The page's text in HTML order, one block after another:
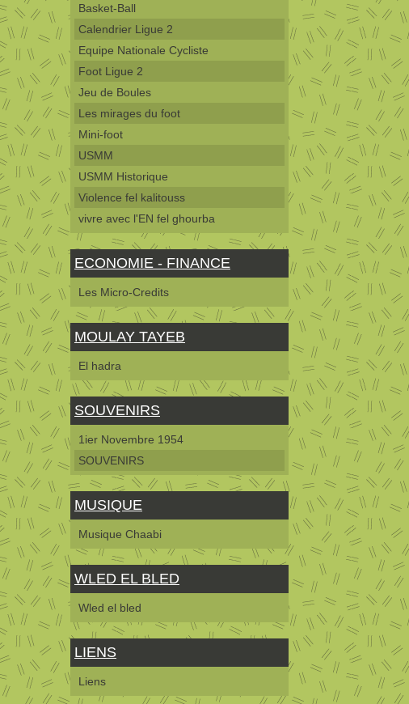
Basket-Ball
Calendrier Ligue 2
Equipe Nationale Cycliste
Foot Ligue 2
Jeu de Boules
Les mirages du foot
Mini-foot
USMM
USMM Historique
Violence fel kalitouss
vivre avec l'EN fel ghourba
ECONOMIE - FINANCE
Les Micro-Credits
MOULAY TAYEB
El hadra
SOUVENIRS
1ier Novembre 1954
SOUVENIRS
MUSIQUE
Musique Chaabi
WLED EL BLED
Wled el bled
LIENS
Liens